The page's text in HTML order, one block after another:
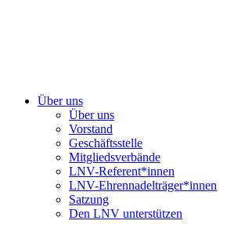
Über uns
Über uns
Vorstand
Geschäftsstelle
Mitgliedsverbände
LNV-Referent*innen
LNV-Ehrennadelträger*innen
Satzung
Den LNV unterstützen